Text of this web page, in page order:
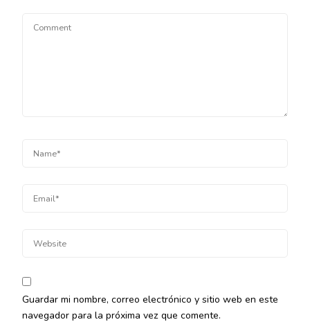
Guardar mi nombre, correo electrónico y sitio web en este
navegador para la próxima vez que comente.